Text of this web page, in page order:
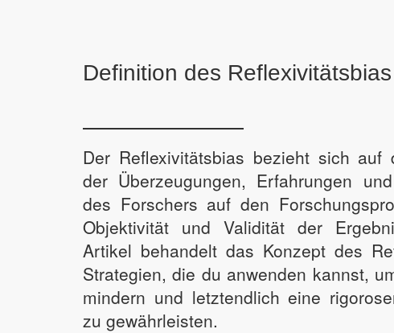
Definition des Reflexivitätsbias
Der Reflexivitätsbias bezieht sich auf
der Überzeugungen, Erfahrungen
des Forschers auf den
Objektivität und Validität der
Artikel behandelt das Konzept des
Strategien, die du anwenden kannst,
mindern und letztendlich eine
zu gewährleisten.